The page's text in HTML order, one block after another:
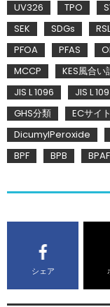
UV326
TPO
SEK
SDGs RSL
PFOA
PFAS
MCCP
KES風合い
JIS L 1096
JIS L
GHS分類
ECサイト
DicumylPeroxide
BPF
BPB BPAF
シェア